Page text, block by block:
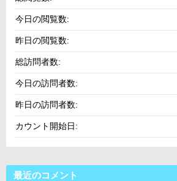
今日の閲覧数:
昨日の閲覧数:
総訪問者数:
今日の訪問者数:
昨日の訪問者数:
カウント開始日:
最近のコメント